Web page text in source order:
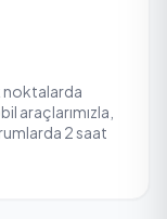
noktalarda
araçlarımızla,
2 saat